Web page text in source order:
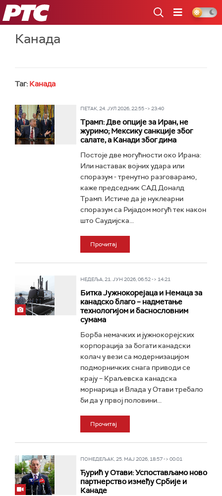
РТС
Канада
Таг: Канада
ПЕТАК, 24. ЈУЛ 2026, 22:55 -> 23:40
Трамп: Две опције за Иран, не
журимо; Мексику санкције због
салате, а Канади због дима
Постоје две могућности око Ирана:
Или наставак војних удара или
споразум - тренутно разговарамо,
каже председник САД Доналд
Трамп. Истиче да је нуклеарни
споразум са Ријадом могућ тек након
што Саудијска...
Прочитај
НЕДЕЉА, 21. ЈУН 2026, 06:52 -> 14:21
Битка Јужнокореjаца и Немаца за
канадско благо – надметање
технологијом и баснословним
сумама
Борба немачких и јужнокорејских
корпорација за богати канадски
колач у вези са модернизацијом
подморничких снага приводи се
крају – Краљевска канадска
морнарица и Влада у Отави требало
би да у првој половини...
Прочитај
ПОНЕДЕЉАК, 25. МАЈ 2026, 18:57 -> 00:01
Ђурић у Отави: Успостављамо ново
партнерство између Србије и
Канаде